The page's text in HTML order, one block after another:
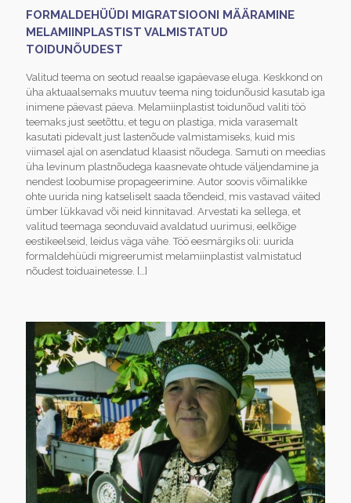
FORMALDEHÜÜDI MIGRATSIOONI MÄÄRAMINE
MELAMIINPLASTIST VALMISTATUD
TOIDUNÕUDEST
Valitud teema on seotud reaalse igapäevase eluga. Keskkond on
üha aktuaalsemaks muutuv teema ning toidunõusid kasutab iga
inimene päevast päeva. Melamiinplastist toidunõud valiti töö
teemaks just seetõttu, et tegu on plastiga, mida varasemalt
kasutati pidevalt just lastenõude valmistamiseks, kuid mis
viimasel ajal on asendatud klaasist nõudega. Samuti on meedias
üha levinum plastnõudega kaasnevate ohtude väljendamine ja
nendest loobumise propageerimine. Autor soovis võimalikke
ohte uurida ning katseliselt saada tõendeid, mis vastavad väited
ümber lükkavad või neid kinnitavad. Arvestati ka sellega, et
valitud teemaga seonduvaid avaldatud uurimusi, eelkõige
eestikeelseid, leidus väga vähe. Töö eesmärgiks oli: uurida
formaldehüüdi migreerumist melamiinplastist valmistatud
nõudest toiduainetesse. […]